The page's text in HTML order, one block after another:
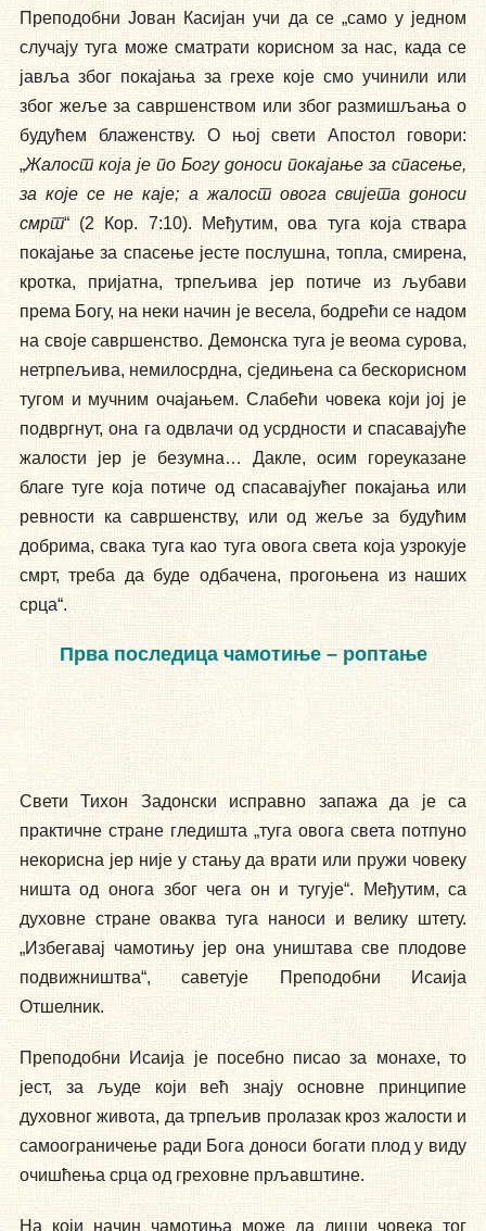
Преподобни Јован Касијан учи да се „само у једном
случају туга може сматрати корисном за нас, када се
јавља због покајања за грехе које смо учинили или
због жеље за савршенством или због размишљања о
будућем блаженству. О њој свети Апостол говори:
„Жалост која је по Богу доноси покајање за спасење,
за које се не каје; а жалост овога свијета доноси
смрт“ (2 Кор. 7:10). Међутим, ова туга која ствара
покајање за спасење јесте послушна, топла, смирена,
кротка, пријатна, трпељива јер потиче из љубави
према Богу, на неки начин је весела, бодрећи се надом
на своје савршенство. Демонска туга је веома сурова,
нетрпељива, немилосрдна, сједињена са бескорисном
тугом и мучним очајањем. Слабећи човека који јој је
подвргнут, она га одвлачи од усрдности и спасавајуће
жалости јер је безумна… Дакле, осим гореуказане
благе туге која потиче од спасавајућег покајања или
ревности ка савршенству, или од жеље за будућим
добрима, свака туга као туга овога света која узрокује
смрт, треба да буде одбачена, прогоњена из наших
срца“.
Прва последица чамотиње – роптање
Свети Тихон Задонски исправно запажа да је са
практичне стране гледишта „туга овога света потпуно
некорисна јер није у стању да врати или пружи човеку
ништа од онога због чега он и тугује“. Међутим, са
духовне стране оваква туга наноси и велику штету.
„Избегавај чамотињу јер она уништава све плодове
подвижништва“, саветује Преподобни Исаија
Отшелник.
Преподобни Исаија је посебно писао за монахе, то
јест, за људе који већ знају основне принципие
духовног живота, да трпељив пролазак кроз жалости и
самоограничење ради Бога доноси богати плод у виду
очишћења срца од греховне прљавштине.
На који начин чамотиња може да лиши човека тог